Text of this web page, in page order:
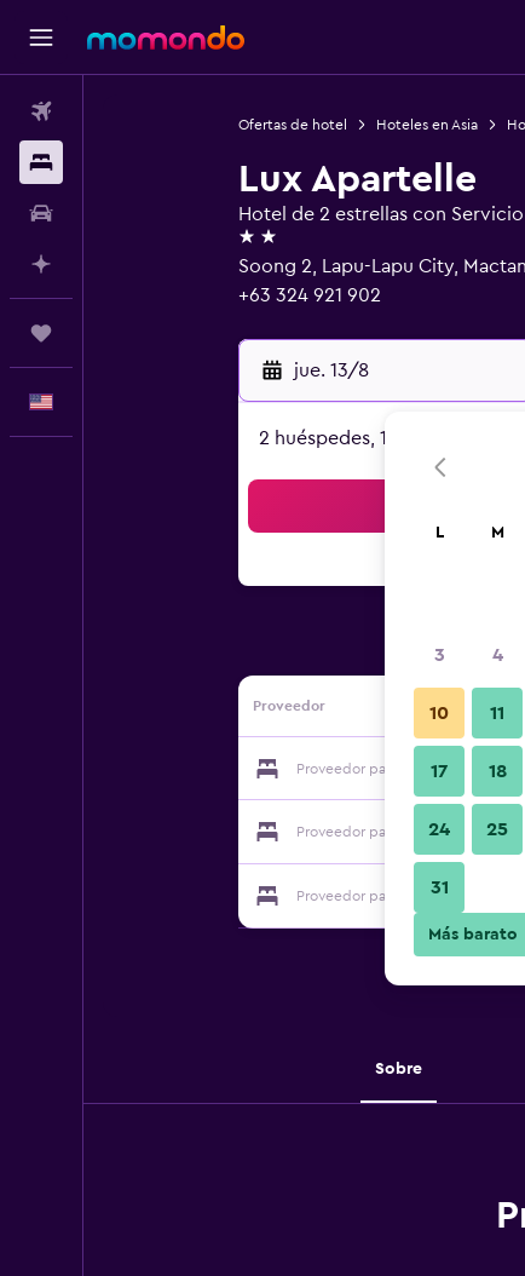
Ofertas de hotel Hoteles en Asia
Lux Apartelle
Hotel de 2 estrellas con
2 estrellas
Soong 2, Lapu-Lapu City,
+63 324 921 902
jue. 13/8
2 huéspedes, 1 habitación
Proveedor
Proveedor para Lux Apartelle
Proveedor para Lux Apartelle
Proveedor para Lux Apartelle
Sobre
L M
3 4
10 11
17 18
24 25
31
Más barato